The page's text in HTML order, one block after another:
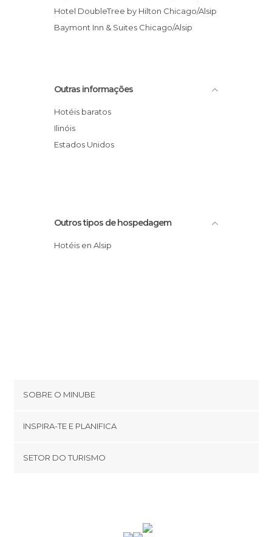
Hotel DoubleTree by Hilton Chicago/Alsip
Baymont Inn & Suites Chicago/Alsip
Outras informações
Hotéis baratos
Ilinóis
Estados Unidos
Outros tipos de hospedagem
Hotéis en Alsip
SOBRE O MINUBE
Términos e Condições
INSPIRA-TE E PLANIFICA
SETOR DO TURISMO